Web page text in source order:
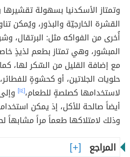
وتمتاز الأسكدنيا بسهولة تقشيرها
القشرة الخارجيّة والبذور، ويُمكن
أُخرى من الفواكه مثل: البرتقال،
المبشور، وهي تمتاز بطعم لذيذٍ
مع إضافة القليل من السّكر لها،
حلويات الجلاتين، أو كحشوةٍ
لاستخدامها كصلصةٍ للطعام،[١٤]
أيضاً صالحة للأكل، إذ يمكن
وذلك لامتلاكها طعماً مراً مشابهاً
المراجع